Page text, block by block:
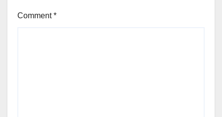
Comment*